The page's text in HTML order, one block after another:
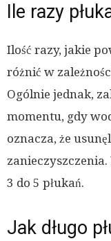
Ile razy
Ilość razy, jakie
różnić w
Ogólnie jednak,
momentu, gdy
oznacza, że
3 do 5 płukań.
Jak długo